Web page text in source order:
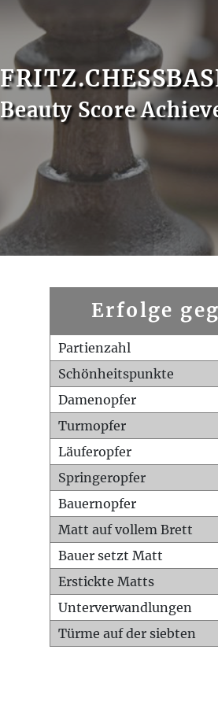
Beauty Score
Erfolge
Partienzahl
Schönheitspunkte
Damenopfer
Turmopfer
Läuferopfer
Springeropfer
Bauernopfer
Matt auf vollem Brett
Bauer setzt Matt
Erstickte Matts
Unterverwandlungen
Türme auf der siebten